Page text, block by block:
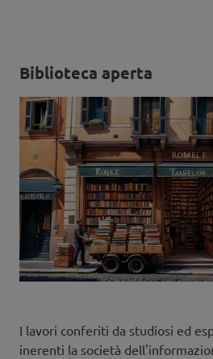
Biblioteca aperta
I lavori conferiti da studiosi ed
inerenti la società